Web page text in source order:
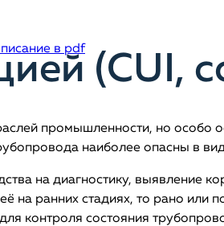
в pdf
(CUI,
промышленности, но особо
наиболее опасны в
на диагностику, выявление
на ранних стадиях, то рано или
контроля состояния